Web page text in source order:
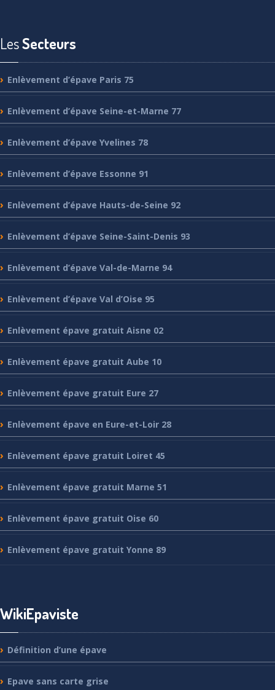
LesSecteurs
Enlèvement d’épave Paris 75
Enlèvement d’épave Seine-et-Marne 77
Enlèvement d’épave Yvelines 78
Enlèvement d’épave Essonne 91
Enlèvement d’épave Hauts-de-Seine 92
Enlèvement d’épave Seine-Saint-Denis 93
Enlèvement d’épave Val-de-Marne 94
Enlèvement d’épave Val d’Oise 95
Enlèvement épave gratuit Aisne 02
Enlèvement épave gratuit Aube 10
Enlèvement épave gratuit Eure 27
Enlèvement épave en Eure-et-Loir 28
Enlèvement épave gratuit Loiret 45
Enlèvement épave gratuit Marne 51
Enlèvement épave gratuit Oise 60
Enlèvement épave gratuit Yonne 89
WikiEpaviste
Définition d’une épave
Epave sans carte grise